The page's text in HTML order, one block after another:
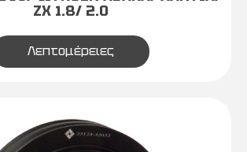
ZX 1.8/ 2.0
Λεπτομέρειες